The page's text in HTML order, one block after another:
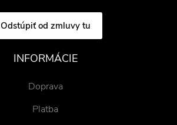
Odstúpiť od zmluvy tu
INFORMÁCIE
Doprava
Platba